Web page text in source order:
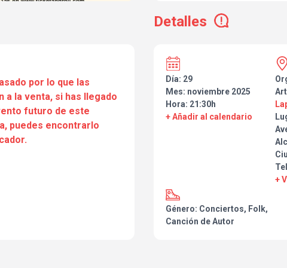
universo, de las huellas, del
Kanevsky o Javier Quintana.
Detalles
por lo que las
a la venta, si has llegado
futuro de este
puedes encontrarlo
Día: 29
Mes: noviembre 2025
Hora: 21:30h
+ Añadir al calendario
+
Género: Conciertos, Folk,
Canción de Autor